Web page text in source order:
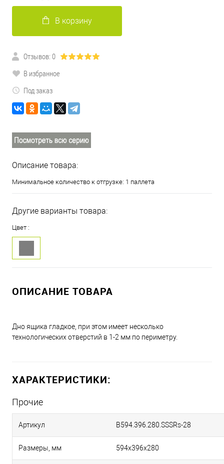
В корзину
Отзывов: 0
В избранное
Под заказ
Описание товара:
Минимальное количество к отгрузке: 1 паллета
Другие варианты товара:
Цвет :
ОПИСАНИЕ ТОВАРА
Дно ящика гладкое, при этом имеет несколько
технологических отверстий в 1-2 мм по периметру.
ХАРАКТЕРИСТИКИ:
Прочие
Артикул B594.396.280.SSSRs-28
Размеры, мм 594х396х280